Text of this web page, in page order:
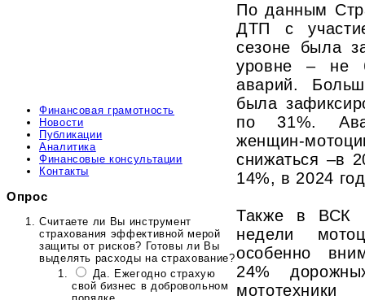
Финансовая грамотность
Новости
Публикации
Аналитика
Финансовые консультации
Контакты
Опрос
Считаете ли Вы инструмент
страхования эффективной мерой
защиты от рисков? Готовы ли Вы
выделять расходы на страхование?
Да. Ежегодно страхую
свой бизнес в добровольном
По данным
ДТП с
сезоне была
уровне – не
аварий.
была
по 31%.
женщин-
снижаться –в
14%, в 2024
Также в ВСК
недели
особенно
24%